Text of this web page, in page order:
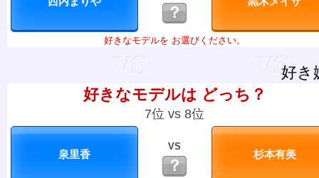
？
好きなモデルを お選びください。
好き
好きなモデルは どっち？
7位 vs 8位
VS
？